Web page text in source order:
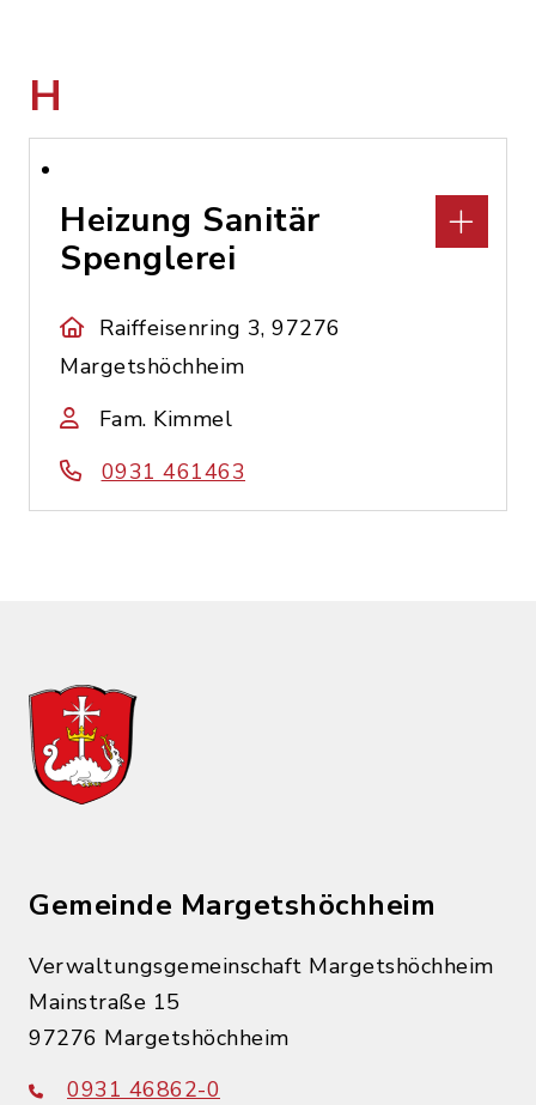
H
Heizung Sanitär
Spenglerei
Raiffeisenring 3, 97276
Margetshöchheim
Fam. Kimmel
0931 461463
Gemeinde Margetshöchheim
Verwaltungsgemeinschaft Margetshöchheim
Mainstraße 15
97276 Margetshöchheim
0931 46862-0